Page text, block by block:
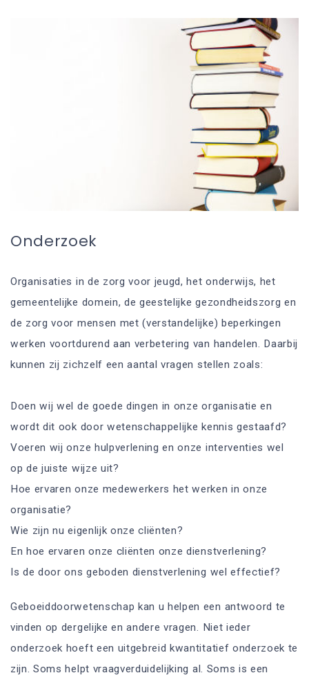
Onderzoek
Organisaties in de zorg voor jeugd, het onderwijs, het
gemeentelijke domein, de geestelijke gezondheidszorg en
de zorg voor mensen met (verstandelijke) beperkingen
werken voortdurend aan verbetering van handelen. Daarbij
kunnen zij zichzelf een aantal vragen stellen zoals:
Doen wij wel de goede dingen in onze organisatie en
wordt dit ook door wetenschappelijke kennis gestaafd?
Voeren wij onze hulpverlening en onze interventies wel
op de juiste wijze uit?
Hoe ervaren onze medewerkers het werken in onze
organisatie?
Wie zijn nu eigenlijk onze cliënten?
En hoe ervaren onze cliënten onze dienstverlening?
Is de door ons geboden dienstverlening wel effectief?
Geboeiddoorwetenschap kan u helpen een antwoord te
vinden op dergelijke en andere vragen. Niet ieder
onderzoek hoeft een uitgebreid kwantitatief onderzoek te
zijn. Soms helpt vraagverduidelijking al. Soms is een